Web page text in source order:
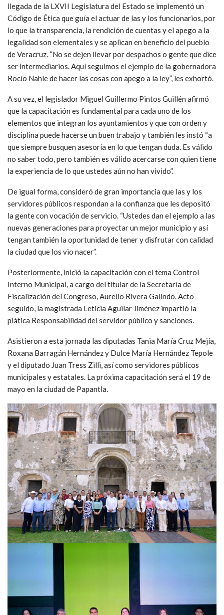
llegada de la LXVII Legislatura del Estado se implementó un
Código de Ética que guía el actuar de las y los funcionarios, por
lo que la transparencia, la rendición de cuentas y el apego a la
legalidad son elementales y se aplican en beneficio del pueblo
de Veracruz. “No se dejen llevar por despachos o gente que dice
ser intermediarios. Aquí seguimos el ejemplo de la gobernadora
Rocío Nahle de hacer las cosas con apego a la ley”, les exhortó.
A su vez, el legislador Miguel Guillermo Pintos Guillén afirmó
que la capacitación es fundamental para cada uno de los
elementos que integran los ayuntamientos y que con orden y
disciplina puede hacerse un buen trabajo y también les instó “a
que siempre busquen asesoría en lo que tengan duda. Es válido
no saber todo, pero también es válido acercarse con quien tiene
la experiencia de lo que ustedes aún no han vivido”.
De igual forma, consideró de gran importancia que las y los
servidores públicos respondan a la confianza que les depositó
la gente con vocación de servicio. “Ustedes dan el ejemplo a las
nuevas generaciones para proyectar un mejor municipio y así
tengan también la oportunidad de tener y disfrutar con calidad
la ciudad que los vio nacer”.
Posteriormente, inició la capacitación con el tema Control
Interno Municipal, a cargo del titular de la Secretaría de
Fiscalización del Congreso, Aurelio Rivera Galindo. Acto
seguido, la magistrada Leticia Aguilar Jiménez impartió la
plática Responsabilidad del servidor público y sanciones.
Asistieron a esta jornada las diputadas Tania María Cruz Mejía,
Roxana Barragán Hernández y Dulce María Hernández Tepole
y el diputado Juan Tress Zilli, así como servidores públicos
municipales y estatales. La próxima capacitación será el 19 de
mayo en la ciudad de Papantla.